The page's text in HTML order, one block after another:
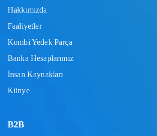
Hakkımızda
Faaliyetler
Kombi Yedek Parça
Banka Hesaplarımız
İnsan Kaynakları
Künye
B2B